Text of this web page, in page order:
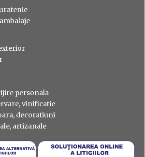
personala
vinificatie
decoratiuni
artizanale